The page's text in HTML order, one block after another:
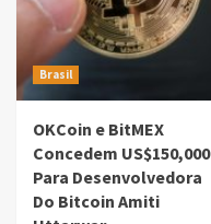
Brasil
OKCoin e BitMEX
Concedem US$150,000
Para Desenvolvedora
Do Bitcoin Amiti